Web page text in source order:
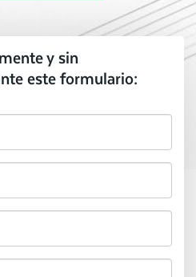
y sin
este formulario: